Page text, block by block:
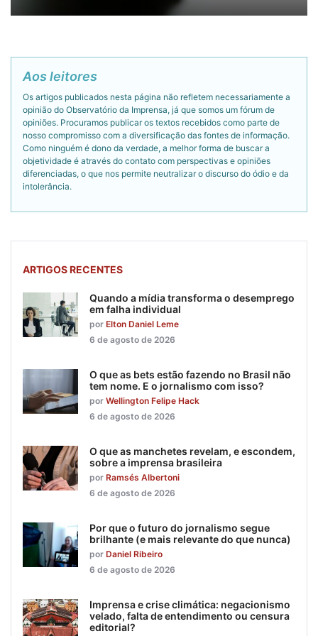
Aos leitores
Os artigos publicados nesta página não refletem necessariamente a
opinião do Observatório da Imprensa, já que somos um fórum de
opiniões. Procuramos publicar os textos recebidos como parte de
nosso compromisso com a diversificação das fontes de informação.
Como ninguém é dono da verdade, a melhor forma de buscar a
objetividade é através do contato com perspectivas e opiniões
diferenciadas, o que nos permite neutralizar o discurso do ódio e da
intolerância.
ARTIGOS RECENTES
Quando a mídia transforma o desemprego
em falha individual
por Elton Daniel Leme
6 de agosto de 2026
O que as bets estão fazendo no Brasil não
tem nome. E o jornalismo com isso?
por Wellington Felipe Hack
6 de agosto de 2026
O que as manchetes revelam, e escondem,
sobre a imprensa brasileira
por Ramsés Albertoni
6 de agosto de 2026
Por que o futuro do jornalismo segue
brilhante (e mais relevante do que nunca)
por Daniel Ribeiro
6 de agosto de 2026
Imprensa e crise climática: negacionismo
velado, falta de entendimento ou censura
editorial?